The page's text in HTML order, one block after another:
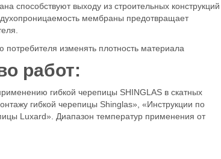
способствуют выходу из строительных конструкций
мембраны предотвращает
потребителя изменять плотность материала
работ:
гибкой черепицы SHINGLAS в скатных
гибкой черепицы Shinglas», «Инструкции по
Luxard». Диапазон температур применения от